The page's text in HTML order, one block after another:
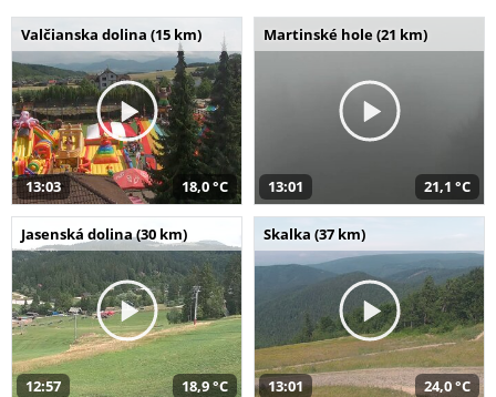
Valčianska dolina (15 km)
13:03 18,0 °C
Martinské hole (21 km)
13:01 21,1 °C
Jasenská dolina (30 km)
12:57 18,9 °C
Skalka (37 km)
13:01 24,0 °C